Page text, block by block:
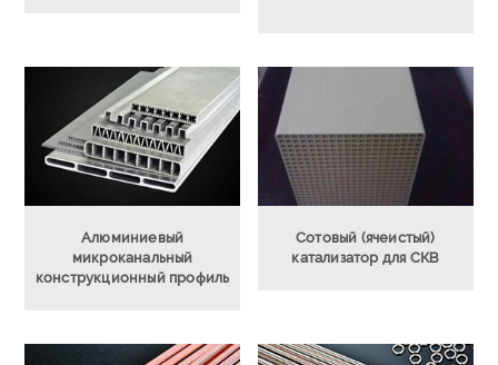
Алюминиевый
микроканальный
конструкционный профиль
Сотовый (ячеистый)
катализатор для СКВ